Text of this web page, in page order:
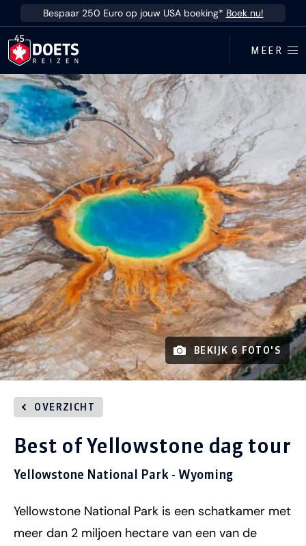
Ga direct naar inhoud
Bespaar 250 Euro op jouw USA boeking* Boek nu!
MEER
BEKIJK 6 FOTO'S
OVERZICHT
Best of Yellowstone dag tour
Yellowstone National Park - Wyoming
Yellowstone National Park is een schatkamer met
meer dan 2 miljoen hectare van een van de